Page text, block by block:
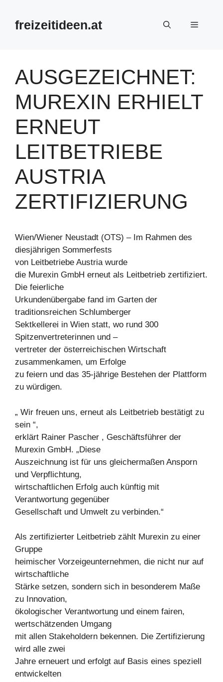
Inhalt
springenfreizeitideen.at Menü
AUSGEZEICHNET:
MUREXIN ERHIELT
ERNEUT
LEITBETRIEBE
AUSTRIA
ZERTIFIZIERUNG
Wien/Wiener Neustadt (OTS) – Im Rahmen des
diesjährigen Sommerfests
von Leitbetriebe Austria wurde
die Murexin GmbH erneut als Leitbetrieb zertifiziert.
Die feierliche
Urkundenübergabe fand im Garten der
traditionsreichen Schlumberger
Sektkellerei in Wien statt, wo rund 300
Spitzenvertreterinnen und –
vertreter der österreichischen Wirtschaft
zusammenkamen, um Erfolge
zu feiern und das 35-jährige Bestehen der Plattform
zu würdigen.
„ Wir freuen uns, erneut als Leitbetrieb bestätigt zu
sein “,
erklärt Rainer Pascher , Geschäftsführer der
Murexin GmbH. „Diese
Auszeichnung ist für uns gleichermaßen Ansporn
und Verpflichtung,
wirtschaftlichen Erfolg auch künftig mit
Verantwortung gegenüber
Gesellschaft und Umwelt zu verbinden.“
Als zertifizierter Leitbetrieb zählt Murexin zu einer
Gruppe
heimischer Vorzeigeunternehmen, die nicht nur auf
wirtschaftliche
Stärke setzen, sondern sich in besonderem Maße
zu Innovation,
ökologischer Verantwortung und einem fairen,
wertschätzenden Umgang
mit allen Stakeholdern bekennen. Die Zertifizierung
wird alle zwei
Jahre erneuert und erfolgt auf Basis eines speziell
entwickelten